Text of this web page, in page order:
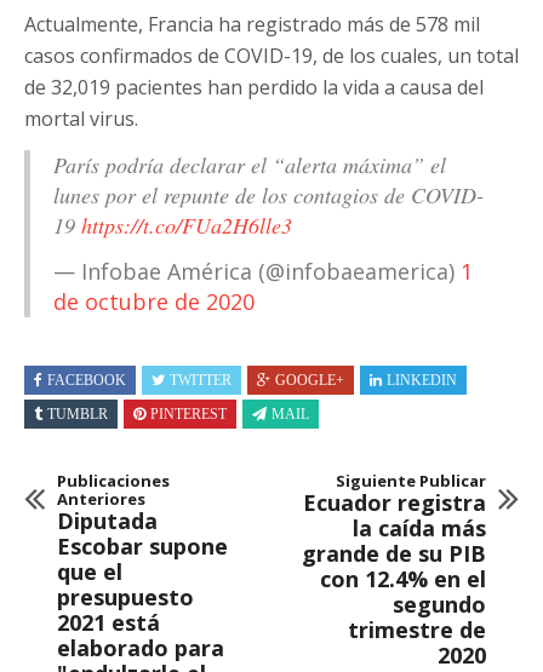
Actualmente, Francia ha registrado más de 578 mil
casos confirmados de COVID-19, de los cuales, un total
de 32,019 pacientes han perdido la vida a causa del
mortal virus.
París podría declarar el “alerta máxima” el
lunes por el repunte de los contagios de COVID-
19 https://t.co/FUa2H6lle3
— Infobae América (@infobaeamerica) 1
de octubre de 2020
FACEBOOK TWITTER GOOGLE+
LINKEDIN
TUMBLR
PINTEREST MAIL
Publicaciones
Anteriores
Diputada
Escobar supone
que el
presupuesto
2021 está
elaborado para
Siguiente Publicar
Ecuador registra
la caída más
grande de su PIB
con 12.4% en el
segundo
trimestre de
2020